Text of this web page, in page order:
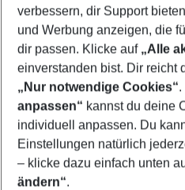
Frübucher Angebote
Urlaub Santa Cruz de
Footer
Footer navigation
Über uns
AGB
Bestpreisgarantie
verbessern, dir Support
und Werbung anzeigen, die
dir passen. Klicke auf „Alle
einverstanden bist. Dir reicht
„Nur notwendige Cookies“.
anpassen“ kannst du deine
individuell anpassen. Du
Einstellungen natürlich
– klicke dazu einfach unten
ändern“.